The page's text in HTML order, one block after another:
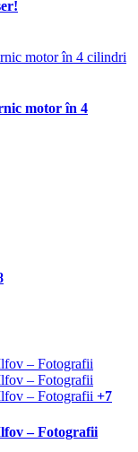
motor în 4
+7
– Fotografii